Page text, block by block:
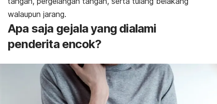
walaupun jarang.
Apa saja gejala yang dialami
penderita encok?